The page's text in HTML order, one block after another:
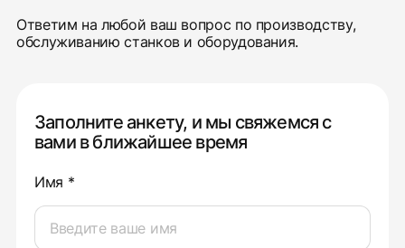
Ответим на любой ваш вопрос по производству,
обслуживанию станков и оборудования.
Заполните анкету, и мы свяжемся с
вами в ближайшее время
Имя *